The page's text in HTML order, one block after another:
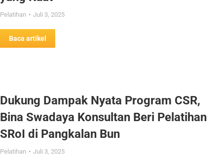
Pelatihan Juli 3, 2025
Baca artikel
Dukung Dampak Nyata Program CSR,
Bina Swadaya Konsultan Beri Pelatihan
SRoI di Pangkalan Bun
Pelatihan Juli 3, 2025